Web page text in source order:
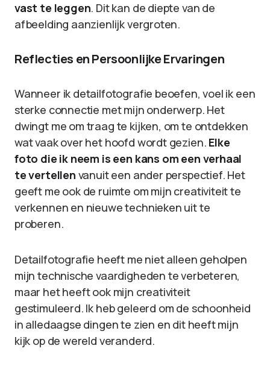
vast te leggen. Dit kan de diepte van de
afbeelding aanzienlijk vergroten.
Reflecties en Persoonlijke Ervaringen
Wanneer ik detailfotografie beoefen, voel ik een
sterke connectie met mijn onderwerp. Het
dwingt me om traag te kijken, om te ontdekken
wat vaak over het hoofd wordt gezien. Elke
foto die ik neem is een kans om een verhaal
te vertellen vanuit een ander perspectief. Het
geeft me ook de ruimte om mijn creativiteit te
verkennen en nieuwe technieken uit te
proberen.
Detailfotografie heeft me niet alleen geholpen
mijn technische vaardigheden te verbeteren,
maar het heeft ook mijn creativiteit
gestimuleerd. Ik heb geleerd om de schoonheid
in alledaagse dingen te zien en dit heeft mijn
kijk op de wereld veranderd.